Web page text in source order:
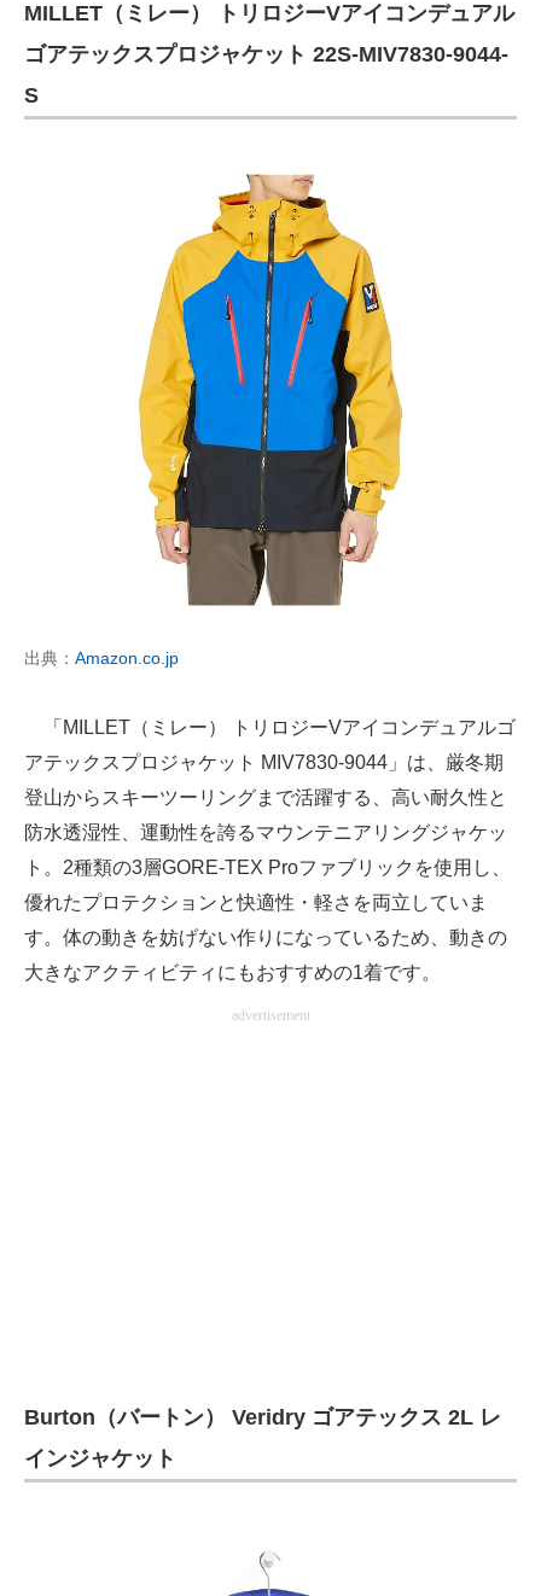
MILLET（ミレー） トリロジーVアイコンデュアル
ゴアテックスプロジャケット 22S-MIV7830-9044-
S
出典： Amazon.co.jp
「MILLET（ミレー） トリロジーVアイコンデュアルゴ
アテックスプロジャケット MIV7830-9044」は、厳冬期
登山からスキーツーリングまで活躍する、高い耐久性と
防水透湿性、運動性を誇るマウンテニアリングジャケッ
ト。2種類の3層GORE-TEX Proファブリックを使用し、
優れたプロテクションと快適性・軽さを両立していま
す。体の動きを妨げない作りになっているため、動きの
大きなアクティビティにもおすすめの1着です。
advertisement
Burton（バートン） Veridry ゴアテックス 2L レ
インジャケット